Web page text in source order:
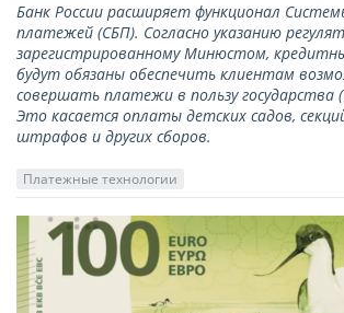
Банк России расширяет функционал
платежей (СБП). Согласно указанию
зарегистрированному Минюстом,
будут обязаны обеспечить клиентам
совершать платежи в пользу государства
Это касается оплаты детских садов,
штрафов и других сборов.
Платежные технологии